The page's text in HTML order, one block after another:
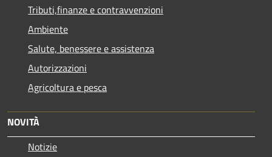
Tributi,finanze e contravvenzioni
Ambiente
Salute, benessere e assistenza
Autorizzazioni
Agricoltura e pesca
NOVITÀ
Notizie